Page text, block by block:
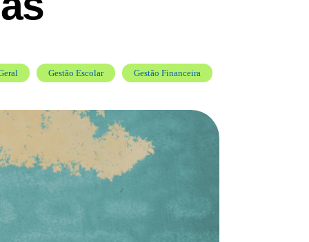
Gestão Escolar Gestão Financeira